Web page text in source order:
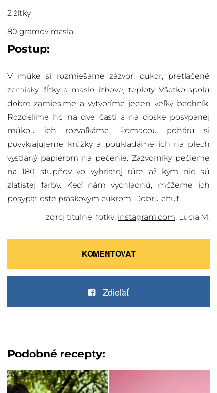
2 žĺtky
80 gramov masla
Postup:
V múke si rozmiešame zázvor, cukor, pretlačené
zemiaky, žĺtky a maslo izbovej teploty. Všetko spolu
dobre zamiesime a vytvoríme jeden veľký bochník.
Rozdelíme ho na dve časti a na doske posypanej
múkou ich rozvaľkáme. Pomocou poháru si
povykrajujeme krúžky a poukladáme ich na plech
vystlaný papierom na pečenie. Zázvorníkypečieme
na 180 stupňov vo vyhriatej rúre až kým nie sú
zlatistej farby. Keď nám vychladnú, môžeme ich
posypať ešte práškovým cukrom. Dobrú chuť.
zdroj titulnej fotky: instagram.com, Lucia M.
KOMENTOVAŤ
Zdieľať
Podobné recepty: